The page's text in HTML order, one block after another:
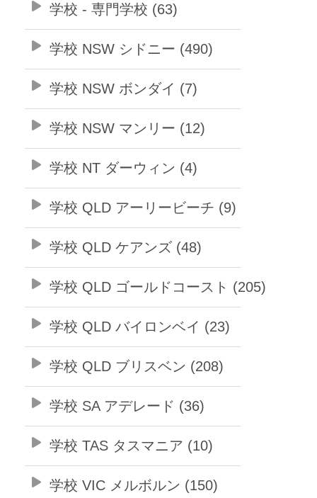
学校 - 専門学校 (63)
学校 NSW シドニー (490)
学校 NSW ボンダイ (7)
学校 NSW マンリー (12)
学校 NT ダーウィン (4)
学校 QLD アーリービーチ (9)
学校 QLD ケアンズ (48)
学校 QLD ゴールドコースト (205)
学校 QLD バイロンベイ (23)
学校 QLD ブリスベン (208)
学校 SA アデレード (36)
学校 TAS タスマニア (10)
学校 VIC メルボルン (150)